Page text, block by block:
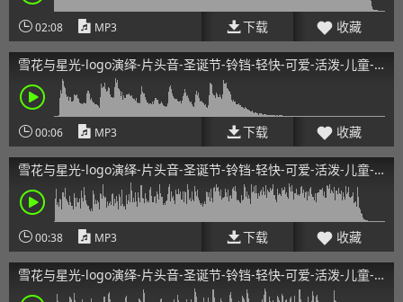
02:08 MP3 下载 收藏
雪花与星光-logo演绎-片头音-圣诞节-铃铛-轻快-可爱-活泼-儿童-
快乐5s
00:06 MP3 下载 收藏
雪花与星光-logo演绎-片头音-圣诞节-铃铛-轻快-可爱-活泼-儿童-
快乐35s
00:38 MP3 下载 收藏
雪花与星光-logo演绎-片头音-圣诞节-铃铛-轻快-可爱-活泼-儿童-
快乐20s